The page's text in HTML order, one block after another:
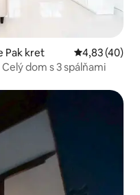
Pak kret Priemerné
4,83 (40)
dom s 3 spálňami